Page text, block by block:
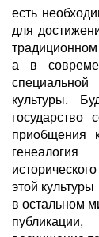
есть
для
а в
культуры.
государство
приобщения
этой
в остальном